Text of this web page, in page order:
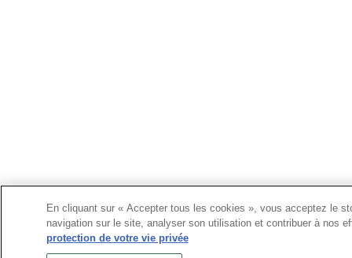
En cliquant sur « Accepter tous les cookies », vous acceptez le
navigation sur le site, analyser son utilisation et contribuer à nos
protection de votre vie privée